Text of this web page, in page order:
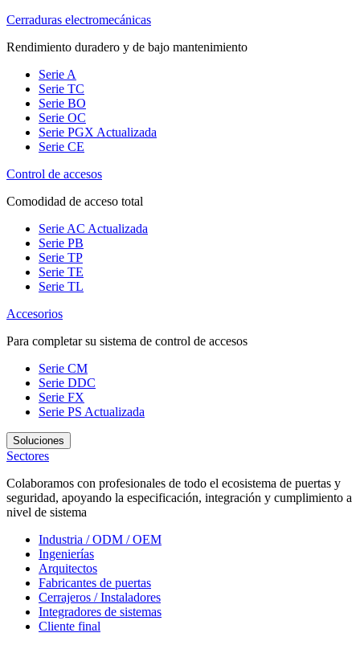
Cerraduras electromecánicas
Rendimiento duradero y de bajo mantenimiento
Serie A
Serie TC
Serie BO
Serie OC
Serie PGX Actualizada
Serie CE
Control de accesos
Comodidad de acceso total
Serie AC Actualizada
Serie PB
Serie TP
Serie TE
Serie TL
Accesorios
Para completar su sistema de control de accesos
Serie CM
Serie DDC
Serie FX
Serie PS Actualizada
Soluciones
Sectores
Colaboramos con profesionales de todo el ecosistema de puertas y
seguridad, apoyando la especificación, integración y cumplimiento a
nivel de sistema
Industria / ODM / OEM
Ingenierías
Arquitectos
Fabricantes de puertas
Cerrajeros / Instaladores
Integradores de sistemas
Cliente final